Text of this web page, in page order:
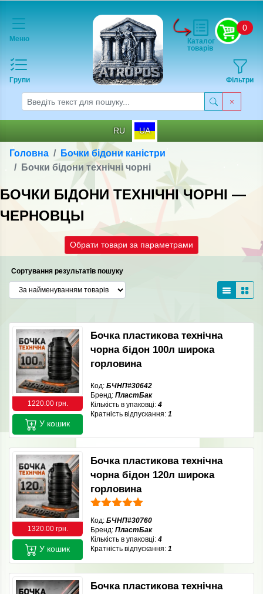
Меню
Групи
0
Фільтри
Каталог
товарів
RU UA
Головна
Бочки бідони каністри
Бочки бідони технічні чорні
БОЧКИ БІДОНИ ТЕХНІЧНІ ЧОРНІ —
ЧЕРНОВЦЫ
Обрати товари за параметрами
Сортування результатів пошуку
1220.00 грн.
Бочка пластикова технічна
чорна бідон 100л широка
горловина
Код: БЧНП#30642
Бренд: ПластБак
Кількість в упаковці: 4
Кратність відпускання: 1
У кошик
1320.00 грн.
Бочка пластикова технічна
чорна бідон 120л широка
горловина
Код: БЧНП#30760
Бренд: ПластБак
Кількість в упаковці: 4
Кратність відпускання: 1
У кошик
Бочка пластикова технічна